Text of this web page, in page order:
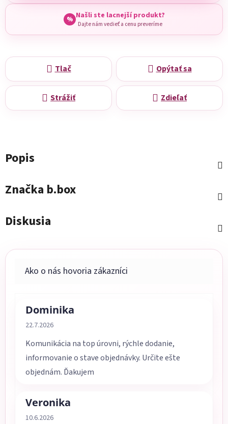
% Našli ste lacnejší produkt?
Dajte nám vedieť a cenu preveríme
Tlač Opýtať sa
Strážiť Zdieľať
Popis
Značka b.box
Diskusia
Dominika
Hodnotenie obchodu je 5 z 5 hviezdičiek.
22.7.2026
Komunikácia na top úrovni, rýchle dodanie,
informovanie o stave objednávky. Určite ešte
objednám. Ďakujem
Veronika
Hodnotenie obchodu je 5 z 5 hviezdičiek.
10.6.2026